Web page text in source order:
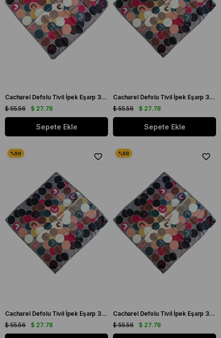
Cacharel Defolu Tivil İpek Eşarp 35746 Krem Karışık Desen
$ 27.78
$ 55.56
Sepete Ekle
Cacharel Defolu Tivil İpek Eşarp 36946 Siyah Karışık Desen
$ 27.78
$ 55.56
Sepete Ekle
Cacharel Defolu Tivil İpek Eşarp 36949 Siyah Karışık Desen
$ 27.78
$ 55.56
Cacharel Defolu Tivil İpek Eşarp 36950 Siyah Karışık Desen
$ 27.78
$ 55.56